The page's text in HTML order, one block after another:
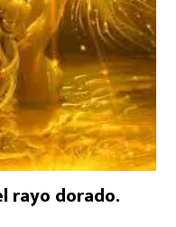
rayo dorado.